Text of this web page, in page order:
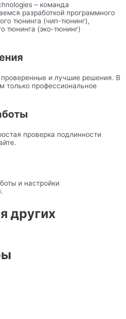
– команда
разработкой программного
тюнинга (чип-тюнинг),
тюнинга (эко-тюнинг)
и лучшие решения. В
только профессиональное
проверка подлинности
и настройки
других